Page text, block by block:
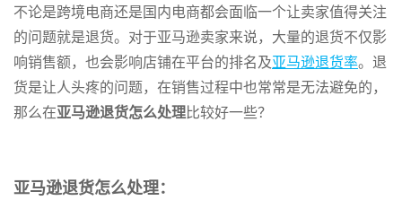
不论是跨境电商还是国内电商都会面临一个让卖家值得关注
的问题就是退货。对于亚马逊卖家来说，大量的退货不仅影
响销售额，也会影响店铺在平台的排名及亚马逊退货率。退
货是让人头疼的问题，在销售过程中也常常是无法避免的，
那么在亚马逊退货怎么处理比较好一些？
亚马逊退货怎么处理：